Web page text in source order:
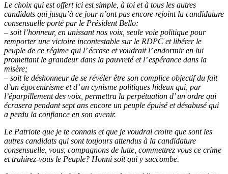
Le choix qui est offert ici est simple, à toi et à tous les autres
candidats qui jusqu’à ce jour n’ont pas encore rejoint la candidature
consensuelle porté par le Président Bello:
– soit l’honneur, en unissant nos voix, seule voie politique pour
remporter une victoire incontestable sur le RDPC et libérer le
peuple de ce régime qui l’ écrase et voudrait l’ endormir en lui
promettant le grandeur dans la pauvreté et l’ espérance dans la
misère;
– soit le déshonneur de se révéler être son complice objectif du fait
d’un égocentrisme et d’ un cynisme politiques hideux qui, par
l’éparpillement des voix, permettra la perpétuation d’ un ordre qui
écrasera pendant sept ans encore un peuple épuisé et désabusé qui
a perdu la confiance en son avenir.
Le Patriote que je te connais et que je voudrai croire que sont les
autres candidats qui sont toujours attendus à la candidature
consensuelle, vous, compagnons de lutte, commettrez vous ce crime
et trahirez-vous le Peuple? Honni soit qui y succombe.